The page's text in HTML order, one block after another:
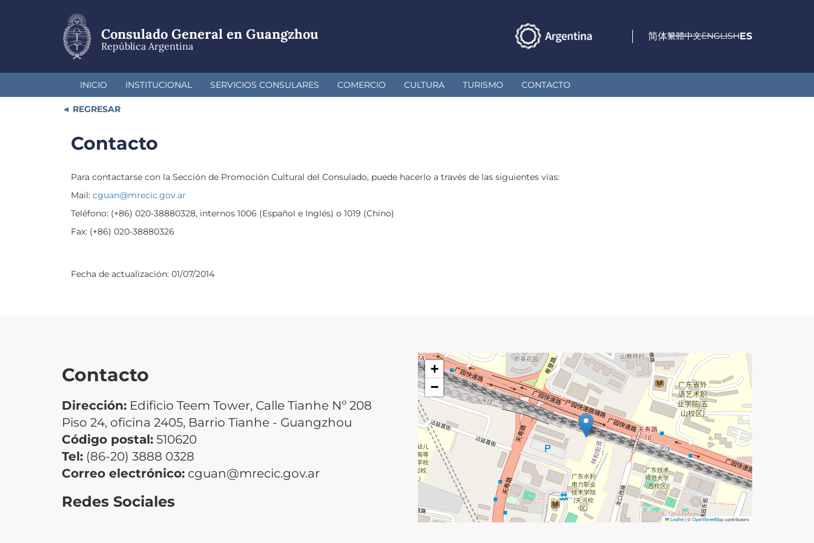
Consulado General en Guangzhou
República Argentina
简体繁體中文ENGLISHES
INICIO INSTITUCIONAL SERVICIOS CONSULARES COMERCIO CULTURA TURISMO CONTACTO
REGRESAR
Contacto
Para contactarse con la Sección de Promoción Cultural del Consulado, puede hacerlo a través de las siguientes vías:
Mail: cguan@mrecic.gov.ar
Teléfono: (+86) 020-38880328, internos 1006 (Español e Inglés) o 1019 (Chino)
Fax: (+86) 020-38880326
Fecha de actualización: 01/07/2014
Contacto
Dirección: Edificio Teem Tower, Calle Tianhe Nº 208
Piso 24, oficina 2405, Barrio Tianhe - Guangzhou
Código postal: 510620
Tel: (86-20) 3888 0328
Correo electrónico: cguan@mrecic.gov.ar
Redes Sociales
+
−
Leaflet|©OpenStreetMapcontributors